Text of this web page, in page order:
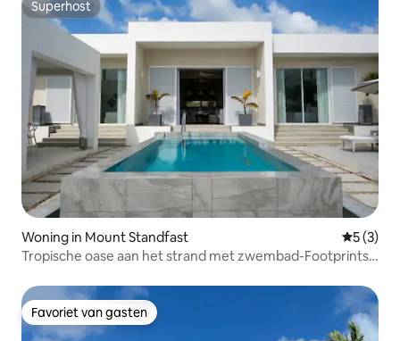
Superhost
Superhost
Woning in Mount Standfast
5 (3)
Tropische oase aan het strand met zwembad-Footprints
Favoriet van gasten
Favoriet van gasten